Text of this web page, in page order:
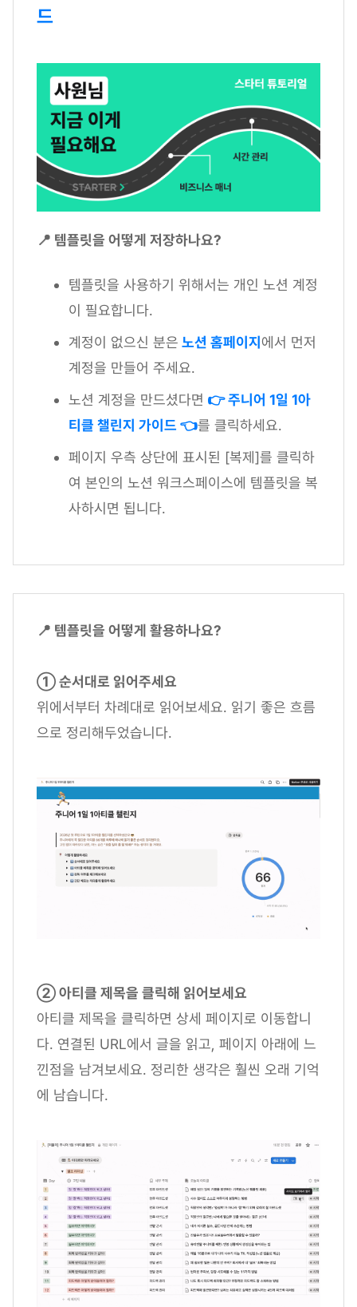
드
📍 템플릿을 어떻게 저장하나요?
템플릿을 사용하기 위해서는 개인 노션 계정
이 필요합니다.
계정이 없으신 분은 노션 홈페이지 에서 먼저
계정을 만들어 주세요.
노션 계정을 만드셨다면 👉 주니어 1일 1아
티클 챌린지 가이드 👈를 클릭하세요.
페이지 우측 상단에 표시된 [복제]를 클릭하
여 본인의 노션 워크스페이스에 템플릿을 복
사하시면 됩니다.
📍 템플릿을 어떻게 활용하나요?
① 순서대로 읽어주세요
위에서부터 차례대로 읽어보세요. 읽기 좋은 흐름
으로 정리해두었습니다.
② 아티클 제목을 클릭해 읽어보세요
아티클 제목을 클릭하면 상세 페이지로 이동합니
다. 연결된 URL에서 글을 읽고, 페이지 아래에 느
낀점을 남겨보세요. 정리한 생각은 훨씬 오래 기억
에 남습니다.